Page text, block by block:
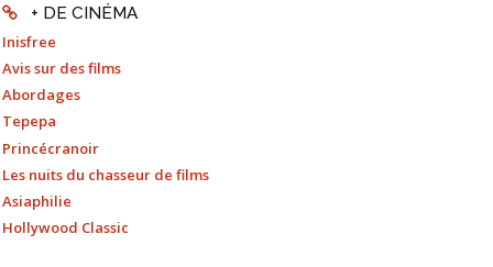
+ DE CINÉMA
Inisfree
Avis sur des films
Abordages
Tepepa
Princécranoir
Les nuits du chasseur de films
Asiaphilie
Hollywood Classic